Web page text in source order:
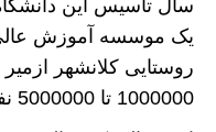
یک موسسه آموزش
روستایی کلانشهر
1000000 تا 5000000 نفر).